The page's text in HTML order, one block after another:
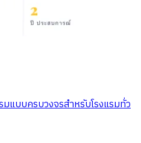
มแบบครบวงจรสำหรับโรงแรมทั่ว